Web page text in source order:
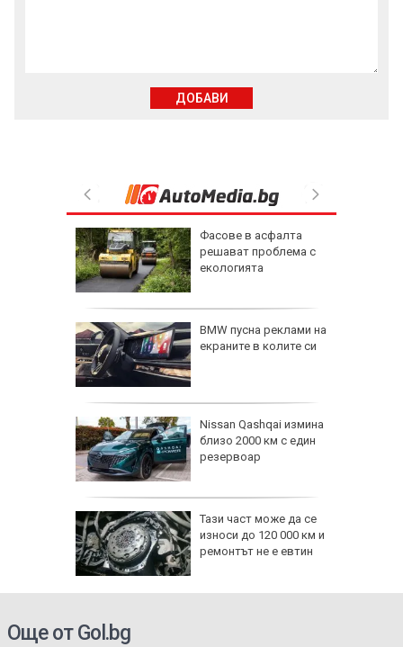
Фасове в асфалта
решават проблема с
екологията
BMW пусна реклами на
екраните в колите си
Nissan Qashqai измина
близо 2000 км с един
резервоар
Тази част може да се
износи до 120 000 км и
ремонтът не е евтин
ДОБАВИ
Още от Gol.bg